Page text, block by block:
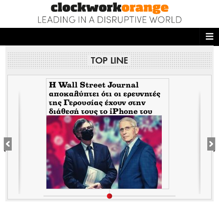
NEWS DESK
THE ONES WHO DO
MAGAZINE
TOP LINE
H Wall Street Journal
αποκαλύπτει ότι οι ερευνητές
της Γερουσίας έχουν στην
διάθεσή τους το iPhone του
Tony Fauci από την περίοδο
της πανδημίας. Τι σημαίνει
αυτό για τον εμπλεκόμενο
Σωτήρη Τσιόδρα